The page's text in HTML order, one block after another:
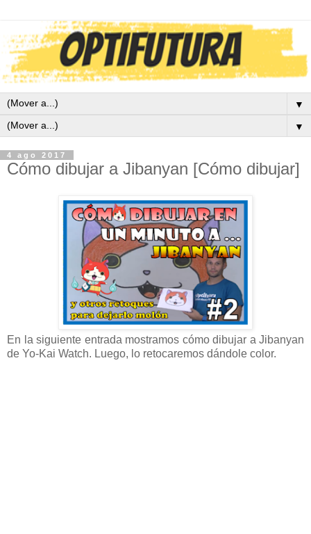
▼
▼
4 ago 2017
Cómo dibujar a Jibanyan [Cómo dibujar]
En la siguiente entrada mostramos cómo dibujar a Jibanyan
de Yo-Kai Watch. Luego, lo retocaremos dándole color.